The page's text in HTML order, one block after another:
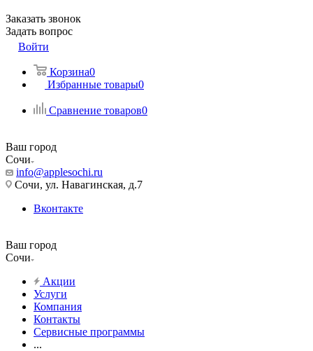
Заказать звонок
Задать вопрос
Войти
Корзина0
Избранные товары0
Сравнение товаров0
Ваш город
Сочи
info@applesochi.ru
Сочи, ул. Навагинская, д.7
Вконтакте
Ваш город
Сочи
Акции
Услуги
Компания
Контакты
Сервисные программы
...